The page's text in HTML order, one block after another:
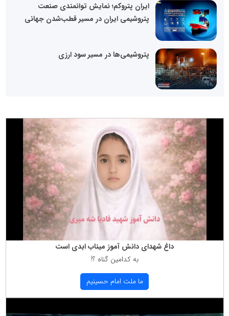
ایران پتروکم؛ نمایش توانمندی صنعت
پتروشیمی ایران در مسیر قطب‌شدن جهانی
پتروشیمی‌ها در مسیر سود ارزی
داغ شهدای دانش آموز میناب ابدی است
به كدامین گناه ؟!
ما ملت امام حسینیم